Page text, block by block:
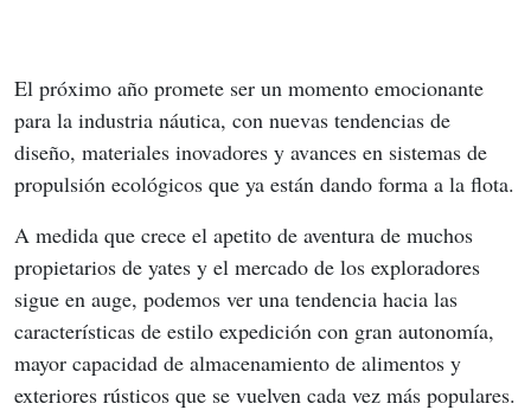
El próximo año promete ser un momento emocionante
para la industria náutica, con nuevas tendencias de
diseño, materiales inovadores y avances en sistemas de
propulsión ecológicos que ya están dando forma a la flota.
A medida que crece el apetito de aventura de muchos
propietarios de yates y el mercado de los exploradores
sigue en auge, podemos ver una tendencia hacia las
características de estilo expedición con gran autonomía,
mayor capacidad de almacenamiento de alimentos y
exteriores rústicos que se vuelven cada vez más populares.